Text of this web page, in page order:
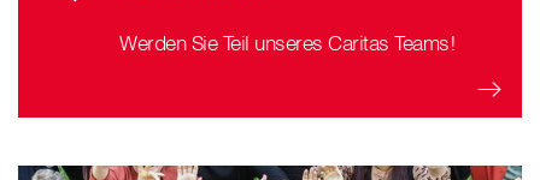
Werden Sie Teil unseres Caritas Teams!